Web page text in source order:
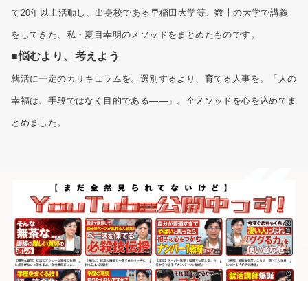
て20年以上活動し、出身校である早稲田大学等、数十の大学で講義
をしてきた、私・夏目幸明のメソッドをまとめたものです。
■悩むより、考えよう
就活に一定のカリキュラムを。選別するより、育てる人事を。「人の
幸福は、手段ではなく目的である――」。全メソッドを心を込めてま
とめました。